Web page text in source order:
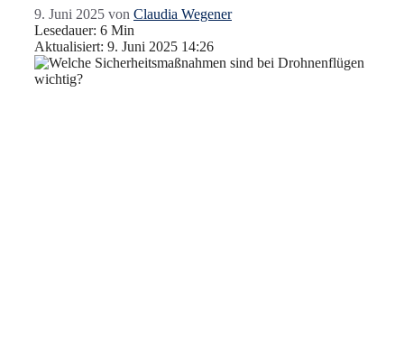
9. Juni 2025 von Claudia Wegener
Lesedauer: 6 Min
Aktualisiert: 9. Juni 2025 14:26